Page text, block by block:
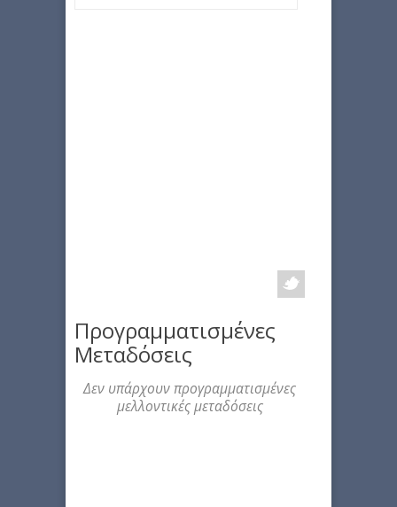
Προγραμματισμένες
Μεταδόσεις
Δεν υπάρχουν προγραμματισμένες
μελλοντικές μεταδόσεις